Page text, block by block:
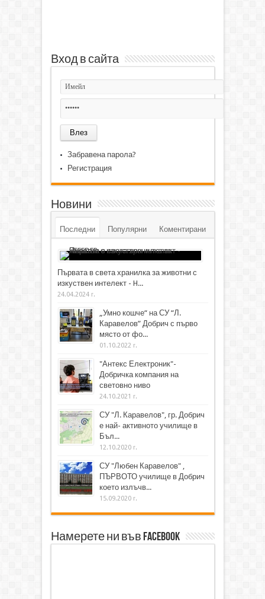
Вход в сайта
Забравена парола?
Регистрация
Новини
Последни Популярни Коментирани
Първата в света хранилка за животни с
изкуствен интелект - H...
24.04.2024 г.
„Умно кошче“ на СУ “Л.
Каравелов” Добрич с първо
място от фо...
01.10.2022 г.
"Антекс Електроник"-
Добричка компания на
световно ниво
24.10.2021 г.
СУ "Л. Каравелов", гр. Добрич
е най- активното училище в
Бъл...
12.10.2020 г.
СУ "Любен Каравелов" ,
ПЪРВОТО училище в Добрич
което излъчв...
15.09.2020 г.
Намерете ни във Facebook